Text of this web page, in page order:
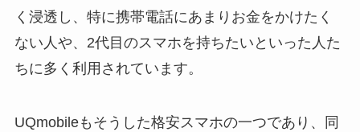
く浸透し、特に携帯電話にあまりお金をかけたく
ない人や、2代目のスマホを持ちたいといった人た
ちに多く利用されています。
UQmobileもそうした格安スマホの一つであり、同